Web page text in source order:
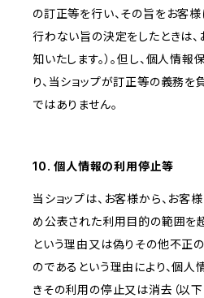
の訂正等を行い、その旨をお客
行わない旨の決定をしたときは
知いたします。）。但し、個人情
り、当ショップが訂正等の義務を
ではありません。
10. 個人情報の利用停止等
当ショップは、お客様から、お客
め公表された利用目的の範囲を
という理由又は偽りその他不正
のであるという理由により、個
きその利用の停止又は消去（以下